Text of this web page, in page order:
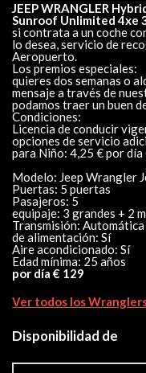
JEEP WRANGLER
Sunroof Unlimited 4xe
si contrata a un coche
lo desea, servicio de
Aeropuerto.
Los premios especiales:
quieres dos semanas o
mensaje a través de
podamos traer un buen
Condiciones:
Licencia de conducir
opciones de servicio
para Niño: 4,25 € por
Modelo: Jeep Wrangler
Puertas: 5 puertas
Pasajeros: 5
equipaje: 3 grandes + 2
Transmisión: Automática
de alimentación: Sí
Aire acondicionado: Sí
Edad mínima: 25 años
por día € 129
Ver todos los
Disponibilidad de